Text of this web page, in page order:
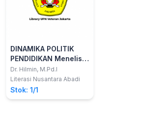
DINAMIKA POLITIK
PENDIDIKAN Menelisik
Kebijakan Publik
Program Sekolah
Gratis
Dr. Hilmin, M.Pd.I
Literasi Nusantara Abadi
Stok: 1/1